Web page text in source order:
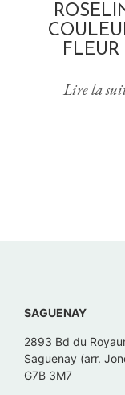
FLEUR
Lire la
SAGUENAY
2893 Bd du
G7B 3M7